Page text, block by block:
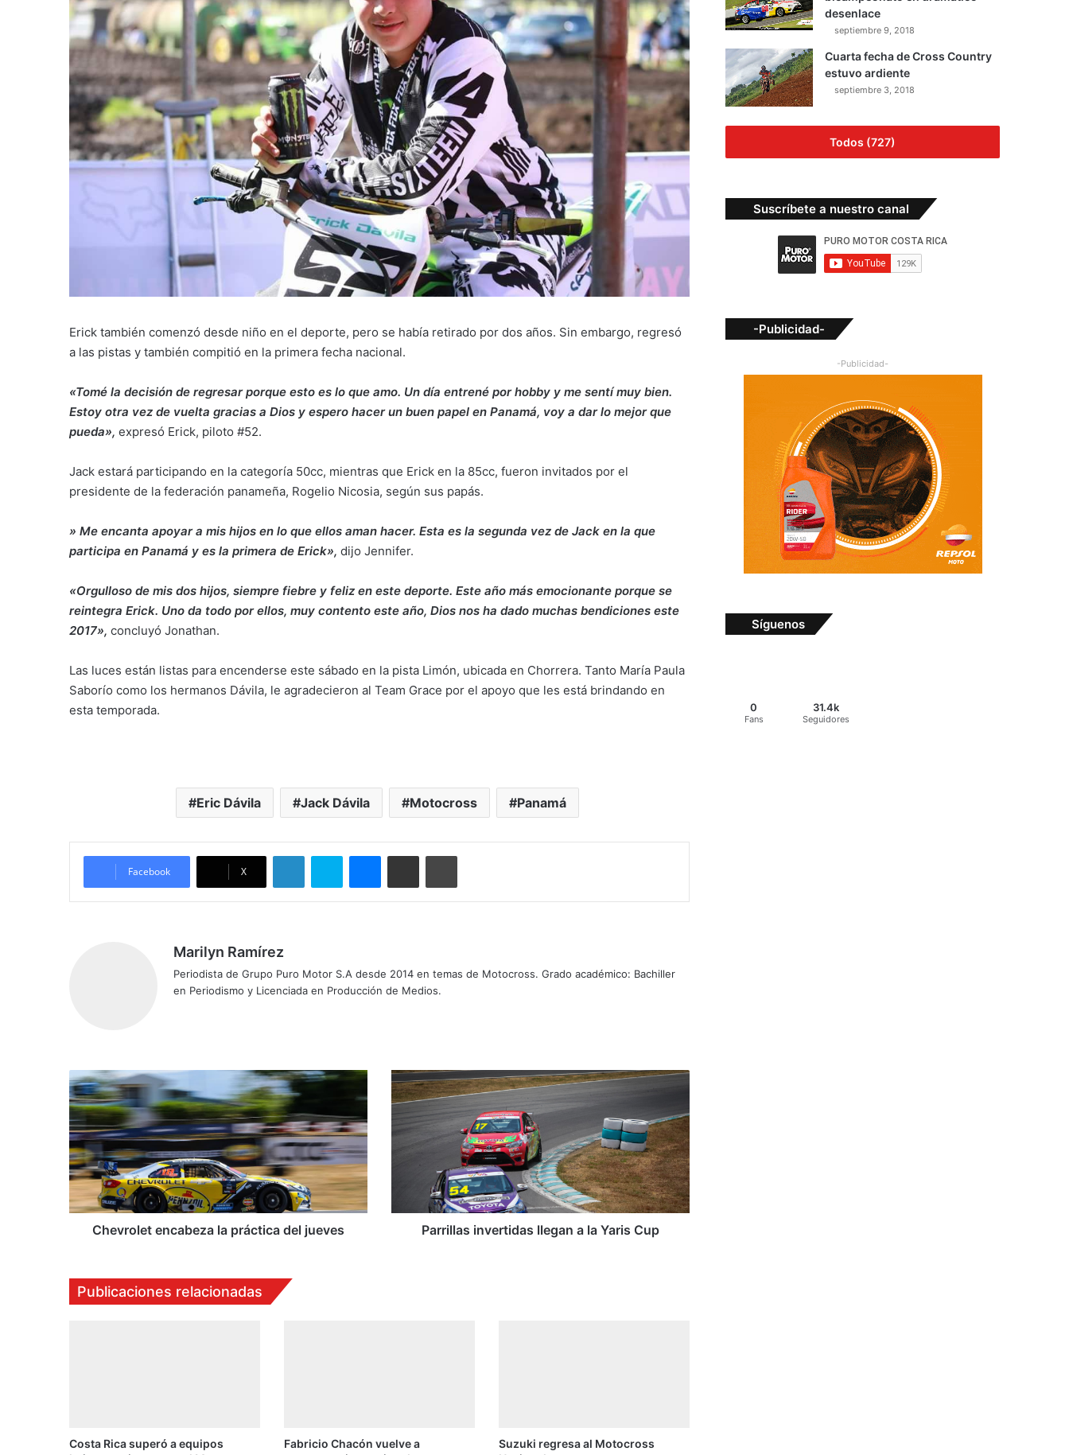
Erick también comenzó desde niño en el deporte, pero se había retirado por dos años. Sin embargo, regresó
a las pistas y también compitió en la primera fecha nacional.
«Tomé la decisión de regresar porque esto es lo que amo. Un día entrené por hobby y me sentí muy bien.
Estoy otra vez de vuelta gracias a Dios y espero hacer un buen papel en Panamá, voy a dar lo mejor que
pueda», expresó Erick, piloto #52.
Jack estará participando en la categoría 50cc, mientras que Erick en la 85cc, fueron invitados por el
presidente de la federación panameña, Rogelio Nicosia, según sus papás.
» Me encanta apoyar a mis hijos en lo que ellos aman hacer. Esta es la segunda vez de Jack en la que
participa en Panamá y es la primera de Erick», dijo Jennifer.
«Orgulloso de mis dos hijos, siempre fiebre y feliz en este deporte. Este año más emocionante porque se
reintegra Erick. Uno da todo por ellos, muy contento este año, Dios nos ha dado muchas bendiciones este
2017», concluyó Jonathan.
Las luces están listas para encenderse este sábado en la pista Limón, ubicada en Chorrera. Tanto María Paula
Saborío como los hermanos Dávila, le agradecieron al Team Grace por el apoyo que les está brindando en
esta temporada.
Eric Dávila Jack Dávila Motocross Panamá
Facebook X
Marilyn Ramírez
Periodista de Grupo Puro Motor S.A desde 2014 en temas de Motocross. Grado académico: Bachiller
en Periodismo y Licenciada en Producción de Medios.
C
h
e
v
r
o
l
t
a
c
Chevrolet encabeza la práctica del jueves
P
a
r
s
g
Parrillas invertidas llegan a la Yaris Cup
Publicaciones relacionadas
Costa Rica superó a equipos
Fabricio Chacón vuelve a
Suzuki regresa al Motocross
desenlace
septiembre 9, 2018
Cuarta fecha de Cross Country
estuvo ardiente
septiembre 3, 2018
Todos (727)
Suscríbete a nuestro canal
-Publicidad-
-Publicidad-
Síguenos
0
Fans
31.4k
Seguidores